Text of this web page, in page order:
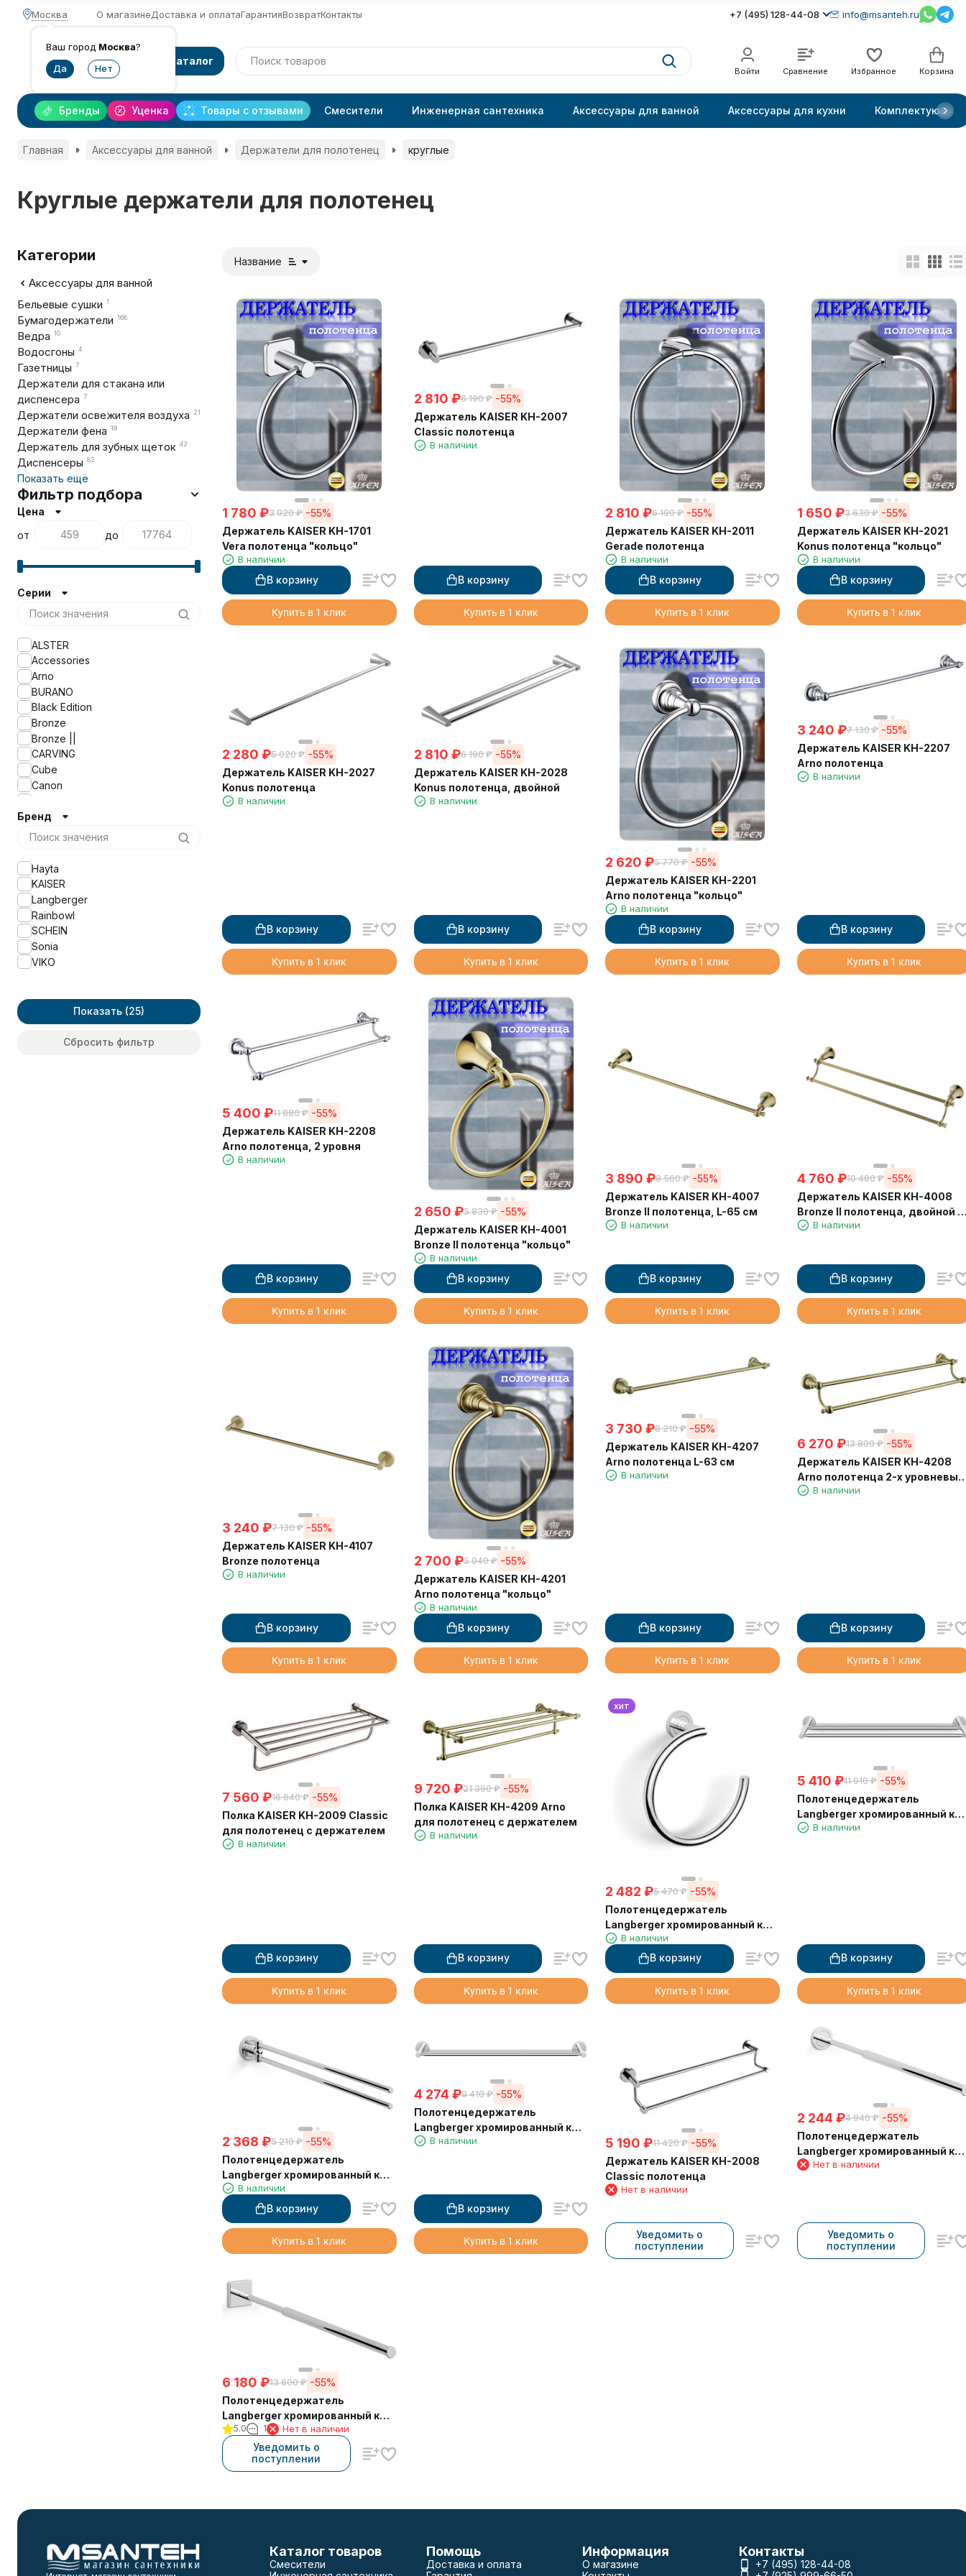
Москва
Ваш город Москва?
О магазинеДоставка и оплатаГарантияВозвратКонтакты +7 (495) 128-44-08 info@msanteh.ru
Каталог
Войти Сравнение Избранное Корзина
Уценка Товары с отзывами
Бренды Смесители Инженерная сантехника Аксессуары для ванной Аксессуары для кухни Комплектующие
Главная Аксессуары для ванной Держатели для полотенец круглые
Круглые держатели для полотенец
Название
1 780 ₽3 920 ₽ -55%
Держатель KAISER KH-1701
Vera полотенца "кольцо"
В наличии
В корзину
Купить в 1 клик
2 810 ₽6 190 ₽ -55%
Держатель KAISER KH-2007
Classic полотенца
В наличии
В корзину
Купить в 1 клик
2 810 ₽6 190 ₽ -55%
Держатель KAISER KH-2011
Gerade полотенца
В наличии
В корзину
Купить в 1 клик
1 650 ₽3 630 ₽ -55%
Держатель KAISER KH-2021
Konus полотенца "кольцо"
В наличии
В корзину
Купить в 1 клик
2 280 ₽5 020 ₽ -55%
Держатель KAISER KH-2027
Konus полотенца
В наличии
В корзину
Купить в 1 клик
2 810 ₽6 190 ₽ -55%
Держатель KAISER KH-2028
Konus полотенца, двойной
В наличии
В корзину
Купить в 1 клик
2 620 ₽5 770 ₽ -55%
Держатель KAISER KH-2201
Arno полотенца "кольцо"
В наличии
В корзину
Купить в 1 клик
3 240 ₽7 130 ₽ -55%
Держатель KAISER KH-2207
Arno полотенца
В наличии
В корзину
Купить в 1 клик
5 400 ₽11 880 ₽ -55%
Держатель KAISER KH-2208
Arno полотенца, 2 уровня
В наличии
В корзину
Купить в 1 клик
2 650 ₽5 830 ₽ -55%
Держатель KAISER KH-4001
Bronze II полотенца "кольцо"
В наличии
В корзину
Купить в 1 клик
3 890 ₽8 560 ₽ -55%
Держатель KAISER KH-4007
Bronze II полотенца, L-65 см
В наличии
В корзину
Купить в 1 клик
4 760 ₽10 480 ₽ -55%
Держатель KAISER KH-4008
Bronze II полотенца, двойной
65 смВ наличии
В корзину
Купить в 1 клик
3 240 ₽7 130 ₽ -55%
Держатель KAISER KH-4107
Bronze полотенца
В наличии
В корзину
Купить в 1 клик
2 700 ₽5 940 ₽ -55%
Держатель KAISER KH-4201
Arno полотенца "кольцо"
В наличии
В корзину
Купить в 1 клик
3 730 ₽8 210 ₽ -55%
Держатель KAISER KH-4207
Arno полотенца L-63 см
В наличии
В корзину
Купить в 1 клик
6 270 ₽13 800 ₽ -55%
Держатель KAISER KH-4208
Arno полотенца 2-х уровневый
63 смВ наличии
В корзину
Купить в 1 клик
7 560 ₽16 640 ₽ -55%
Полка KAISER KH-2009 Classic
для полотенец с держателем
В наличии
В корзину
Купить в 1 клик
9 720 ₽21 390 ₽ -55%
Полка KAISER KH-4209 Arno
для полотенец с держателем
В наличии
В корзину
Купить в 1 клик
хит
2 482 ₽5 470 ₽ -55%
Полотенцедержатель
Langberger хромированный к
стене "полуовал" 11038B
В наличии
В корзину
Купить в 1 клик
5 410 ₽11 910 ₽ -55%
Полотенцедержатель
Langberger хромированный к
стене двойной 60 см 11002A
В наличии
В корзину
Купить в 1 клик
2 368 ₽5 210 ₽ -55%
Полотенцедержатель
Langberger хромированный к
стене двойной поворотный
11008C
В наличии
В корзину
Купить в 1 клик
4 274 ₽9 410 ₽ -55%
Полотенцедержатель
Langberger хромированный к
стене одинарный 60 см 11001A
В наличии
В корзину
Купить в 1 клик
5 190 ₽11 420 ₽ -55%
Держатель KAISER KH-2008
Classic полотенца
Нет в наличии
Уведомить о
поступлении
2 244 ₽4 940 ₽ -55%
Полотенцедержатель
Langberger хромированный к
стене телескопический 33-53
Нет в наличии
Уведомить о
поступлении
6 180 ₽13 600 ₽ -55%
Полотенцедержатель
Langberger хромированный к
стене телескопический 33-53
см 11809A
5.0 1 Нет в наличии
Уведомить о
поступлении
Категории
Аксессуары для ванной
Бельевые сушки 1
Бумагодержатели 168
Ведра 10
Водосгоны 4
Газетницы 7
Держатели для стакана или
диспенсера 7
Держатели освежителя воздуха 21
Держатели фена 19
Держатель для зубных щеток 42
Диспенсеры 82
Показать ещё
Фильтр подбора
Цена
от
до
Серии
ALSTER
Accessories
Arno
BURANO
Black Edition
Bronze
Bronze ||
CARVING
Cube
Canon
ELETECH
ELITE
GABRIEL ANTIC BRASS
GABRIEL ANTIC BRONZE
GABRIEL ANTIC GOLD
Gerade
Glory
KAHLO
KLIMT
LONG
MOLVENO
Бренд
Hayta
KAISER
Langberger
Rainbowl
SCHEIN
Sonia
VIKO
Показать
Сбросить фильтр
Каталог товаров
Смесители
Помощь
Доставка и оплата
Информация
О магазине
Контакты
+7 (495) 128-44-08